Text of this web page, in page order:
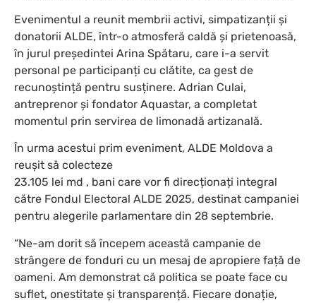
Evenimentul a reunit membrii activi, simpatizanții și
donatorii ALDE, într-o atmosferă caldă și prietenoasă,
în jurul președintei Arina Spătaru, care i-a servit
personal pe participanți cu clătite, ca gest de
recunoștință pentru susținere. Adrian Culai,
antreprenor și fondator Aquastar, a completat
momentul prin servirea de limonadă artizanală.
În urma acestui prim eveniment, ALDE Moldova a
reușit să colecteze
23.105 lei md , bani care vor fi direcționați integral
către Fondul Electoral ALDE 2025, destinat campaniei
pentru alegerile parlamentare din 28 septembrie.
“Ne-am dorit să începem această campanie de
strângere de fonduri cu un mesaj de apropiere față de
oameni. Am demonstrat că politica se poate face cu
suflet, onestitate și transparență. Fiecare donație,